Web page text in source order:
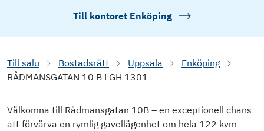
Till kontoret Enköping
Till salu Bostadsrätt Uppsala
Enköping
RÅDMANSGATAN 10 B LGH 1301
Välkomna till Rådmansgatan 10B – en exceptionell chans
att förvärva en rymlig gavellägenhet om hela 122 kvm